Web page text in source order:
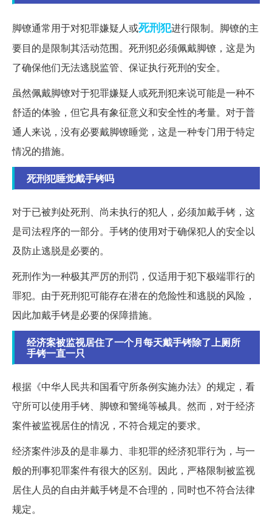
脚镣通常用于对犯罪嫌疑人或死刑犯进行限制。脚镣的主
要目的是限制其活动范围。死刑犯必须佩戴脚镣，这是为
了确保他们无法逃脱监管、保证执行死刑的安全。
虽然佩戴脚镣对于犯罪嫌疑人或死刑犯来说可能是一种不
舒适的体验，但它具有象征意义和安全性的考量。对于普
通人来说，没有必要戴脚镣睡觉，这是一种专门用于特定
情况的措施。
死刑犯睡觉戴手铐吗
对于已被判处死刑、尚未执行的犯人，必须加戴手铐，这
是司法程序的一部分。手铐的使用对于确保犯人的安全以
及防止逃脱是必要的。
死刑作为一种极其严厉的刑罚，仅适用于犯下极端罪行的
罪犯。由于死刑犯可能存在潜在的危险性和逃脱的风险，
因此加戴手铐是必要的保障措施。
经济案被监视居住了一个月每天戴手铐除了上厕所
手铐一直一只
根据《中华人民共和国看守所条例实施办法》的规定，看
守所可以使用手铐、脚镣和警绳等械具。然而，对于经济
案件被监视居住的情况，不符合规定的要求。
经济案件涉及的是非暴力、非犯罪的经济犯罪行为，与一
般的刑事犯罪案件有很大的区别。因此，严格限制被监视
居住人员的自由并戴手铐是不合理的，同时也不符合法律
规定。